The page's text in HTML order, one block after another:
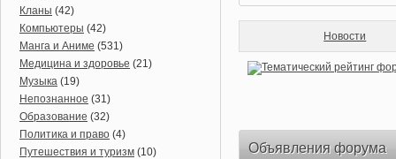
Кланы (42)
Компьютеры (42)
Манга и Аниме (531)
Медицина и здоровье (21)
Музыка (19)
Непознанное (31)
Образование (32)
Политика и право (4)
Путешествия и туризм (10)
Новости
Объявления форума